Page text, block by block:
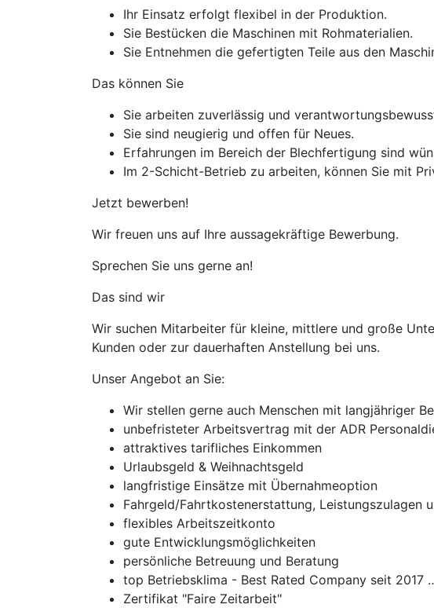
Ihr Einsatz erfolgt flexibel in der Produktion.
Sie Bestücken die Maschinen mit Rohmaterialien.
Sie Entnehmen die gefertigten Teile aus den
Das können Sie
Sie arbeiten zuverlässig und
Sie sind neugierig und offen für Neues.
Erfahrungen im Bereich der Blechfertigung sind
Im 2-Schicht-Betrieb zu arbeiten, können Sie mit
Jetzt bewerben!
Wir freuen uns auf Ihre aussagekräftige Bewerbung.
Sprechen Sie uns gerne an!
Das sind wir
Wir suchen Mitarbeiter für kleine, mittlere und große
Kunden oder zur dauerhaften Anstellung bei uns.
Unser Angebot an Sie:
Wir stellen gerne auch Menschen mit langjähriger
unbefristeter Arbeitsvertrag mit der ADR
attraktives tarifliches Einkommen
Urlaubsgeld & Weihnachtsgeld
langfristige Einsätze mit Übernahmeoption
Fahrgeld/Fahrtkostenerstattung, Leistungszulagen
flexibles Arbeitszeitkonto
gute Entwicklungsmöglichkeiten
persönliche Betreuung und Beratung
top Betriebsklima - Best Rated Company seit 2017
Zertifikat "Faire Zeitarbeit"